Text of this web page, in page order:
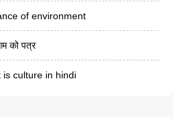
of environment
को पत्र
is culture in hindi